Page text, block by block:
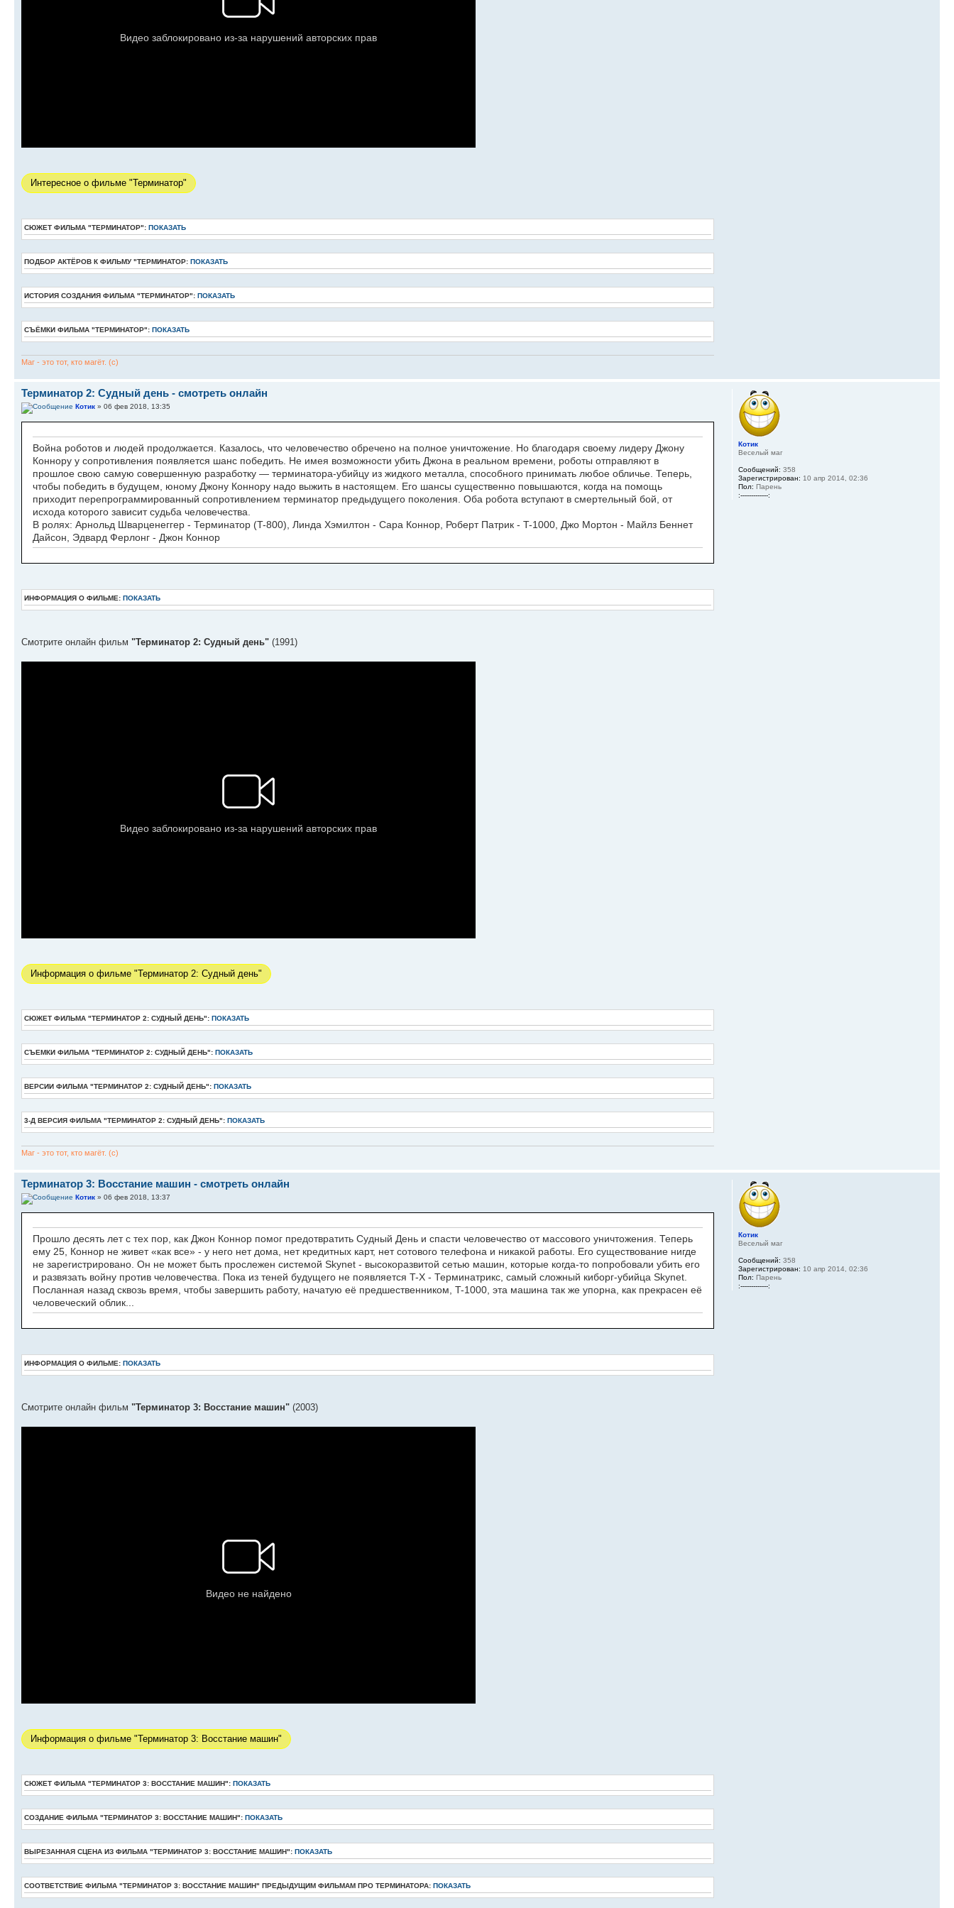
Интересное о фильме "Терминатор"
СЮЖЕТ ФИЛЬМА "ТЕРМИНАТОР": ПОКАЗАТЬ
ПОДБОР АКТЁРОВ К ФИЛЬМУ "ТЕРМИНАТОР: ПОКАЗАТЬ
ИСТОРИЯ СОЗДАНИЯ ФИЛЬМА "ТЕРМИНАТОР": ПОКАЗАТЬ
СЪЁМКИ ФИЛЬМА "ТЕРМИНАТОР": ПОКАЗАТЬ
Маг - это тот, кто магёт. (с)
Терминатор 2: Судный день - смотреть онлайн
Котик » 06 фев 2018, 13:35
Война роботов и людей продолжается. Казалось, что человечество обречено на полное уничтожение. Но благодаря своему лидеру Джону
Коннору у сопротивления появляется шанс победить. Не имея возможности убить Джона в реальном времени, роботы отправляют в
прошлое свою самую совершенную разработку — терминатора-убийцу из жидкого металла, способного принимать любое обличье. Теперь,
чтобы победить в будущем, юному Джону Коннору надо выжить в настоящем. Его шансы существенно повышаются, когда на помощь
приходит перепрограммированный сопротивлением терминатор предыдущего поколения. Оба робота вступают в смертельный бой, от
исхода которого зависит судьба человечества.
В ролях: Арнольд Шварценеггер - Терминатор (T-800), Линда Хэмилтон - Сара Коннор, Роберт Патрик - T-1000, Джо Мортон - Майлз Беннет
Дайсон, Эдвард Ферлонг - Джон Коннор
ИНФОРМАЦИЯ О ФИЛЬМЕ: ПОКАЗАТЬ
Смотрите онлайн фильм "Терминатор 2: Судный день" (1991)
Информация о фильме "Терминатор 2: Судный день"
СЮЖЕТ ФИЛЬМА "ТЕРМИНАТОР 2: СУДНЫЙ ДЕНЬ": ПОКАЗАТЬ
СЪЕМКИ ФИЛЬМА "ТЕРМИНАТОР 2: СУДНЫЙ ДЕНЬ": ПОКАЗАТЬ
ВЕРСИИ ФИЛЬМА "ТЕРМИНАТОР 2: СУДНЫЙ ДЕНЬ": ПОКАЗАТЬ
3-Д ВЕРСИЯ ФИЛЬМА "ТЕРМИНАТОР 2: СУДНЫЙ ДЕНЬ": ПОКАЗАТЬ
Маг - это тот, кто магёт. (с)
Котик
Веселый маг
Сообщений: 358
Зарегистрирован: 10 апр 2014, 02:36
Пол: Парень
:-------------:
Терминатор 3: Восстание машин - смотреть онлайн
Котик » 06 фев 2018, 13:37
Прошло десять лет с тех пор, как Джон Коннор помог предотвратить Судный День и спасти человечество от массового уничтожения. Теперь
ему 25, Коннор не живет «как все» - у него нет дома, нет кредитных карт, нет сотового телефона и никакой работы. Его существование нигде
не зарегистрировано. Он не может быть прослежен системой Skynet - высокоразвитой сетью машин, которые когда-то попробовали убить его
и развязать войну против человечества. Пока из теней будущего не появляется T-X - Терминатрикс, самый сложный киборг-убийца Skynet.
Посланная назад сквозь время, чтобы завершить работу, начатую её предшественником, T-1000, эта машина так же упорна, как прекрасен её
человеческий облик...
ИНФОРМАЦИЯ О ФИЛЬМЕ: ПОКАЗАТЬ
Смотрите онлайн фильм "Терминатор 3: Восстание машин" (2003)
Информация о фильме "Терминатор 3: Восстание машин"
СЮЖЕТ ФИЛЬМА "ТЕРМИНАТОР 3: ВОССТАНИЕ МАШИН": ПОКАЗАТЬ
СОЗДАНИЕ ФИЛЬМА "ТЕРМИНАТОР 3: ВОССТАНИЕ МАШИН": ПОКАЗАТЬ
ВЫРЕЗАННАЯ СЦЕНА ИЗ ФИЛЬМА "ТЕРМИНАТОР 3: ВОССТАНИЕ МАШИН": ПОКАЗАТЬ
СООТВЕТСТВИЕ ФИЛЬМА "ТЕРМИНАТОР 3: ВОССТАНИЕ МАШИН" ПРЕДЫДУЩИМ ФИЛЬМАМ ПРО ТЕРМИНАТОРА: ПОКАЗАТЬ
Котик
Веселый маг
Сообщений: 358
Зарегистрирован: 10 апр 2014, 02:36
Пол: Парень
:-------------: